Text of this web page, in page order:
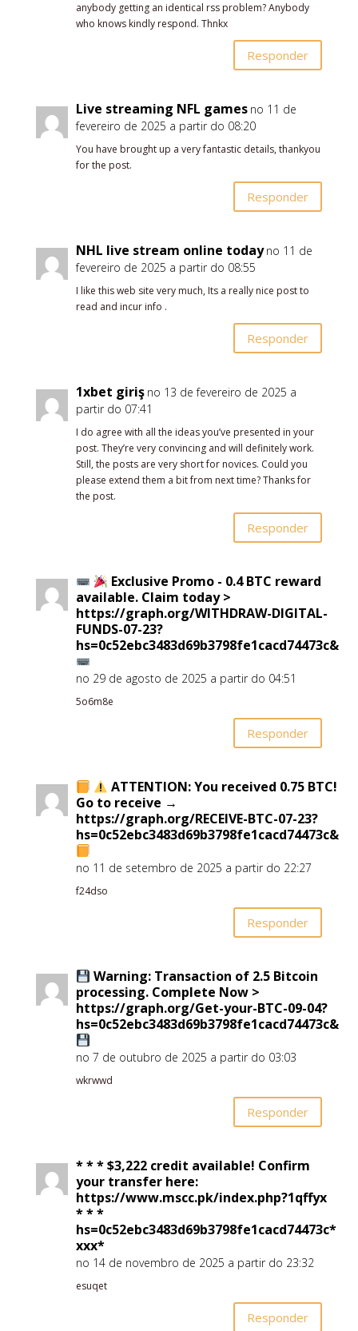
anybody getting an identical rss problem? Anybody
who knows kindly respond. Thnkx
Responder
Live streaming NFL games no 11 de
fevereiro de 2025 a partir do 08:20
You have brought up a very fantastic details, thankyou
for the post.
Responder
NHL live stream online today no 11 de
fevereiro de 2025 a partir do 08:55
I like this web site very much, Its a really nice post to
read and incur info .
Responder
1xbet giriş no 13 de fevereiro de 2025 a
partir do 07:41
I do agree with all the ideas you’ve presented in your
post. They’re very convincing and will definitely work.
Still, the posts are very short for novices. Could you
please extend them a bit from next time? Thanks for
the post.
Responder
Exclusive Promo - 0.4 BTC reward
available. Claim today >
https://graph.org/WITHDRAW-DIGITAL-
FUNDS-07-23?
hs=0c52ebc3483d69b3798fe1cacd74473c&
no 29 de agosto de 2025 a partir do 04:51
5o6m8e
Responder
ATTENTION: You received 0.75 BTC!
Go to receive →
https://graph.org/RECEIVE-BTC-07-23?
hs=0c52ebc3483d69b3798fe1cacd74473c&
no 11 de setembro de 2025 a partir do 22:27
f24dso
Responder
Warning: Transaction of 2.5 Bitcoin
processing. Complete Now >
https://graph.org/Get-your-BTC-09-04?
hs=0c52ebc3483d69b3798fe1cacd74473c&
no 7 de outubro de 2025 a partir do 03:03
wkrwwd
Responder
* * * $3,222 credit available! Confirm
your transfer here:
https://www.mscc.pk/index.php?1qffyx
* * *
hs=0c52ebc3483d69b3798fe1cacd74473c*
ххх*
no 14 de novembro de 2025 a partir do 23:32
esuqet
Responder